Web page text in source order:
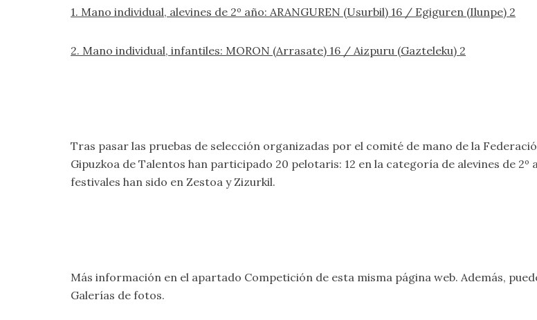
1. Mano individual, alevines de 2º año: ARANGUREN (Usurbil) 16 / Egiguren (Ilunpe) 2
2. Mano individual, infantiles: MORON (Arrasate) 16 / Aizpuru (Gazteleku) 2
Tras pasar las pruebas de selección organizadas por el comité de mano de la
Gipuzkoa de Talentos han participado 20 pelotaris: 12 en la categoría de alevines de
festivales han sido en Zestoa y Zizurkil.
Más información en el apartado Competición de esta misma página web. Además,
Galerías de fotos.